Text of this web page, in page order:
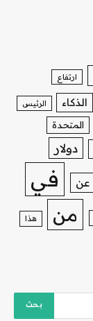
ارتفاع
الذكاء الرئيس
المتحدة
دولار
عن في
من هذا